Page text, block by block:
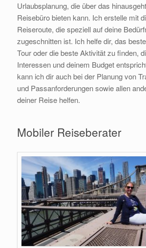
Urlaubsplanung, die über das
Reisebüro bieten kann. Ich erstelle mit
Reiseroute, die speziell auf deine
zugeschnitten ist. Ich helfe dir, das
Tour oder die beste Aktivität zu finden,
Interessen und deinem Budget
kann ich dir auch bei der Planung von
und Passanforderungen sowie allen
deiner Reise helfen.
Mobiler Reiseberater